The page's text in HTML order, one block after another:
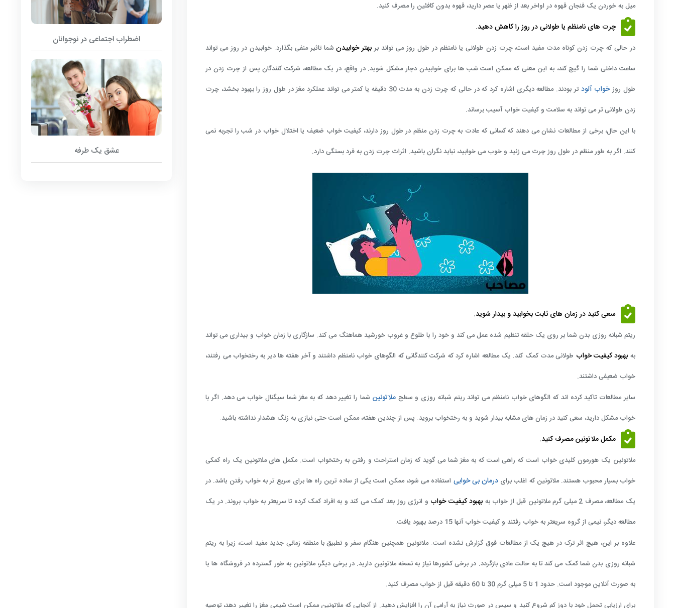
میل به خوردن یک فنجان قهوه در اواخر بعد از ظهر یا عصر دارید، قهوه بدون کافئین را مصرف کنید.
چرت های نامنظم یا طولانی در روز را کاهش دهید.
در حالی که چرت زدن کوتاه مدت مفید است، چرت زدن طولانی یا نامنظم در طول روز می تواند بربهتر خوابیدن شما تاثیر منفی بگذارد. خوابیدن در روز می تواند
ساعت داخلی شما را گیج کند، به این معنی که ممکن است شب ها برای خوابیدن دچار مشکل شوید. در واقع، در یک مطالعه، شرکت کنندگان پس از چرت زدن در
طول روزخواب آلود
تر بودند. مطالعه دیگری اشاره کرد که در حالی که چرت زدن به مدت 30 دقیقه یا کمتر می تواند عملکرد مغز در طول روز را بهبود بخشد، چرت
زدن طولانی تر می تواند به سلامت و کیفیت خواب آسیب برساند.
با این حال، برخی از مطالعات نشان می دهند که کسانی که عادت به چرت زدن منظم در طول روز دارند، کیفیت خواب ضعیف یا اختلال خواب در شب را تجربه نمی
کنند. اگر به طور منظم در طول روز چرت می زنید و خوب می خوابید، نباید نگران باشید. اثرات چرت زدن به فرد بستگی دارد.
سعی کنید در زمان های ثابت بخوابید و بیدار شوید.
ریتم شبانه روزی بدن شما بر روی یک حلقه تنظیم شده عمل می کند و خود را با طلوع و غروب خورشید هماهنگ می کند. سازگاری با زمان خواب و بیداری می تواند
به بهبود کیفیت خواب طولانی مدت کمک کند. یک مطالعه اشاره کرد که شرکت کنندگانی که الگوهای خواب نامنظم داشتند و آخر هفته ها دیر به رختخواب می رفتند،
خواب ضعیفی داشتند.
سایر مطالعات تاکید کرده اند که الگوهای خواب نامنظم می تواند ریتم شبانه روزی و سطحملاتونین شما را تغییر دهد که به مغز شما سیگنال خواب می دهد. اگر با
خواب مشکل دارید، سعی کنید در زمان های مشابه بیدار شوید و به رختخواب بروید. پس از چندین هفته، ممکن است حتی نیازی به زنگ هشدار نداشته باشید.
مکمل ملاتونین مصرف کنید.
ملاتونین یک هورمون کلیدی خواب است که راهی است که به مغز شما می گوید که زمان استراحت و رفتن به رختخواب است. مکمل های ملاتونین یک راه کمکی
خواب بسیار محبوب هستند. ملاتونین که اغلب برای درمان بی خوابی استفاده می شود، ممکن است یکی از ساده ترین راه ها برای سریع تر به خواب رفتن باشد. در
یک مطالعه، مصرف 2 میلی گرم ملاتونین قبل از خواب به
بهبود کیفیت خواب و انرژی روز بعد کمک می کند و به افراد کمک کرده تا سریعتر به خواب بروند. در یک
مطالعه دیگر، نیمی از گروه سریعتر به خواب رفتند و کیفیت خواب آنها 15 درصد بهبود یافت.
علاوه بر این، هیچ اثر ترک در هیچ یک از مطالعات فوق گزارش نشده است. ملاتونین همچنین هنگام سفر و تطبیق با منطقه زمانی جدید مفید است، زیرا به ریتم
شبانه روزی بدن شما کمک می کند تا به حالت عادی بازگردد. در برخی کشورها نیاز به نسخه ملاتونین دارید. در برخی دیگر، ملاتونین به طور گسترده در فروشگاه ها یا
به صورت آنلاین موجود است. حدود 1 تا 5 میلی گرم 30 تا 60 دقیقه قبل از خواب مصرف کنید.
برای ارزیابی تحمل خود با دوز کم شروع کنید و سپس در صورت نیاز به آرامی آن را افزایش دهید. از آنجایی که ملاتونین ممکن است شیمی مغز را تغییر دهد، توصیه
اضطراب اجتماعی در نوجوانان
عشق یک طرفه